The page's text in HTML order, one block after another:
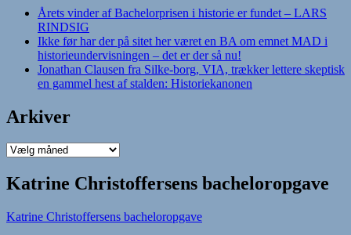
Årets vinder af Bachelorprisen i historie er fundet – LARS
RINDSIG
Ikke før har der på sitet her været en BA om emnet MAD i
historieundervisningen – det er der så nu!
Jonathan Clausen fra Silke-borg, VIA, trækker lettere skeptisk
en gammel hest af stalden: Historiekanonen
Arkiver
Arkiver
Katrine Christoffersens bacheloropgave
Katrine Christoffersens bacheloropgave